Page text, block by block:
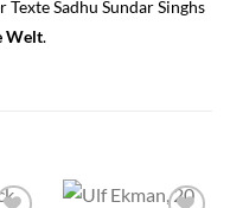
Sadhu Sundar Singhs
Welt.